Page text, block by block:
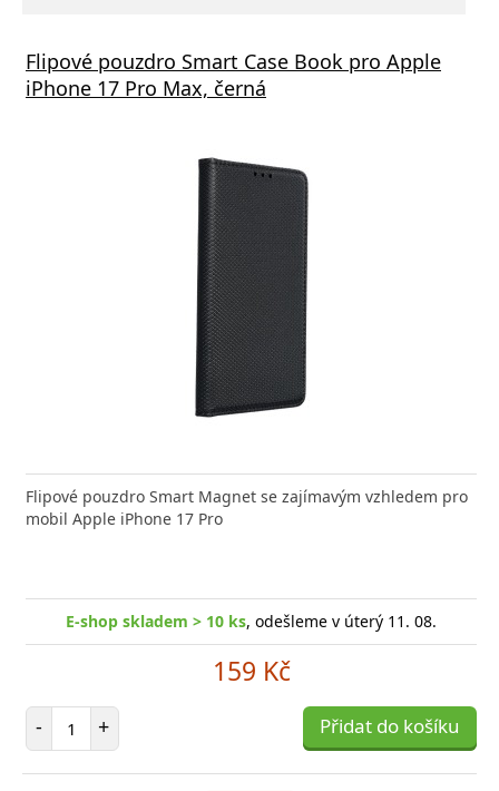
Flipové pouzdro Smart Case Book pro Apple
iPhone 17 Pro Max, černá
Flipové pouzdro Smart Magnet se zajímavým vzhledem pro
mobil Apple iPhone 17 Pro
E-shop skladem > 10 ks, odešleme v úterý 11. 08.
159 Kč
- Počet položek
+ Přidat do košíku
nabíječka FIXED s 2xUSB výstupem, 17W
Rapid Charge, bílá
FIXED zajistí rychlé a bezpečné nabíjení
moderního smartphonu,
skladem > 10 ks, odešleme v úterý 11. 08.
položek
+ Přidat do košíku -